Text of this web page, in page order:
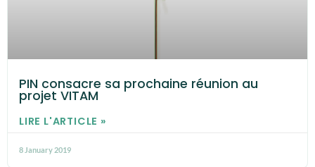
PIN consacre sa prochaine réunion au
projet VITAM
LIRE L'ARTICLE »
8 January 2019